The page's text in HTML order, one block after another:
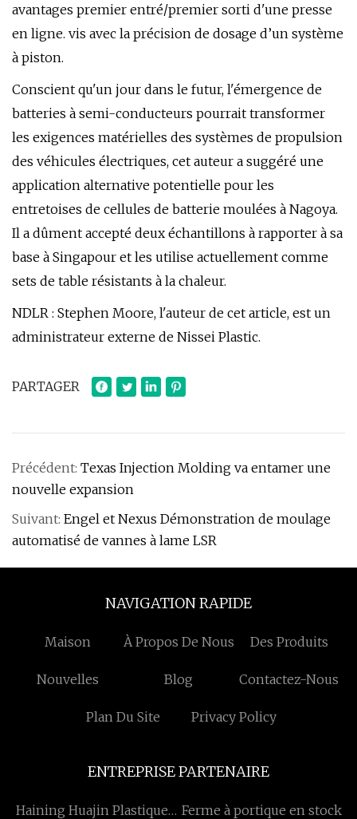
avantages premier entré/premier sorti d'une presse
en ligne. vis avec la précision de dosage d’un système
à piston.
Conscient qu'un jour dans le futur, l'émergence de
batteries à semi-conducteurs pourrait transformer
les exigences matérielles des systèmes de propulsion
des véhicules électriques, cet auteur a suggéré une
application alternative potentielle pour les
entretoises de cellules de batterie moulées à Nagoya.
Il a dûment accepté deux échantillons à rapporter à sa
base à Singapour et les utilise actuellement comme
sets de table résistants à la chaleur.
NDLR : Stephen Moore, l'auteur de cet article, est un
administrateur externe de Nissei Plastic.
PARTAGER
Précédent: Texas Injection Molding va entamer une
nouvelle expansion
Suivant: Engel et Nexus Démonstration de moulage
automatisé de vannes à lame LSR
NAVIGATION RAPIDE
Maison À Propos De Nous Des Produits
Nouvelles Blog Contactez-Nous
Plan Du Site Privacy Policy
ENTREPRISE PARTENAIRE
Haining Huajin Plastiques Ferme à portique en stock